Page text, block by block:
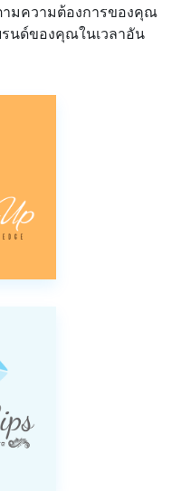
ามความต้องการของคุณ
นด์ของคุณในเวลาอัน